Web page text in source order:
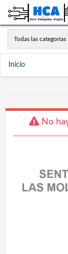
Todas las categorías
Inicio
No